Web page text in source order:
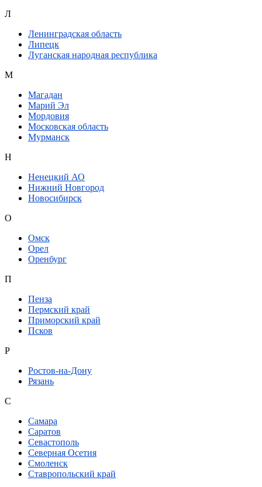
Л
Ленинградская область
Липецк
Луганская народная республика
М
Магадан
Марий Эл
Мордовия
Московская область
Мурманск
Н
Ненецкий АО
Нижний Новгород
Новосибирск
О
Омск
Орел
Оренбург
П
Пенза
Пермский край
Приморский край
Псков
Р
Ростов-на-Дону
Рязань
С
Самара
Саратов
Севастополь
Северная Осетия
Смоленск
Ставропольский край